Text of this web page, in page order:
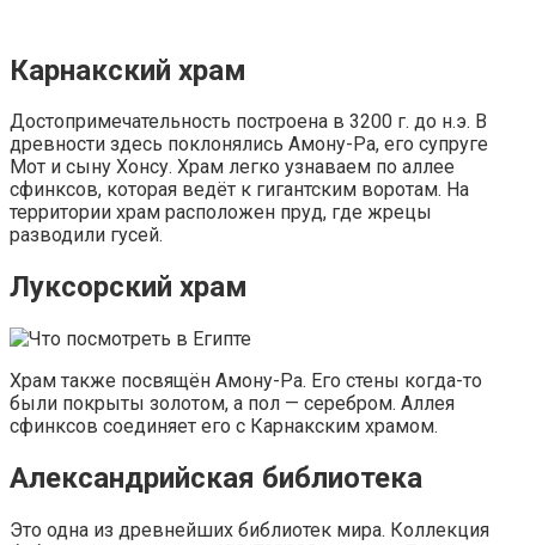
Карнакский храм
Достопримечательность построена в 3200 г. до н.э. В
древности здесь поклонялись Амону-Ра, его супруге
Мот и сыну Хонсу. Храм легко узнаваем по аллее
сфинксов, которая ведёт к гигантским воротам. На
территории храм расположен пруд, где жрецы
разводили гусей.
Луксорский храм
Храм также посвящён Амону-Ра. Его стены когда-то
были покрыты золотом, а пол — серебром. Аллея
сфинксов соединяет его с Карнакским храмом.
Александрийская библиотека
Это одна из древнейших библиотек мира. Коллекция